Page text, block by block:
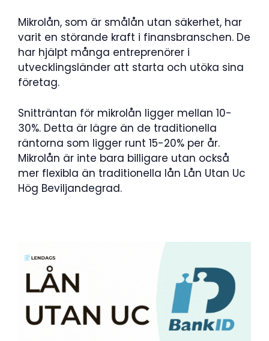
Mikrolån, som är smålån utan säkerhet, har
varit en störande kraft i finansbranschen. De
har hjälpt många entreprenörer i
utvecklingsländer att starta och utöka sina
företag.
Snitträntan för mikrolån ligger mellan 10-
30%. Detta är lägre än de traditionella
räntorna som ligger runt 15-20% per år.
Mikrolån är inte bara billigare utan också
mer flexibla än traditionella lån Lån Utan Uc
Hög Beviljandegrad.